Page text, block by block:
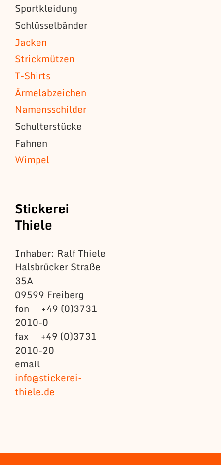
Sportkleidung
Schlüsselbänder
Jacken
Strickmützen
T-Shirts
Ärmelabzeichen
Namensschilder
Schulterstücke
Fahnen
Wimpel
Stickerei
Thiele
Inhaber: Ralf Thiele
Halsbrücker Straße
35A
09599 Freiberg
fon +49 (0)3731
2010-0
fax +49 (0)3731
2010-20
email
info@stickerei-
thiele.de